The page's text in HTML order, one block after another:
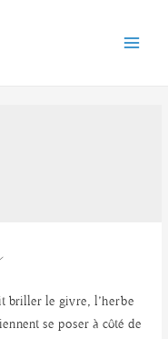
briller le givre, l’herbe
se poser à côté de